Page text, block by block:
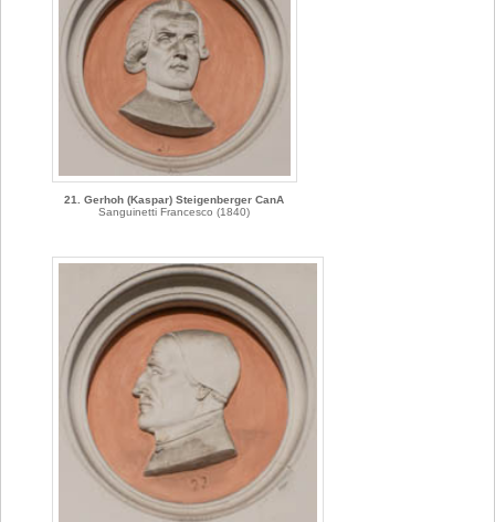
21. Gerhoh (Kaspar) Steigenberger CanA
Sanguinetti Francesco (1840)